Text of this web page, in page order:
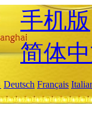
手机版
简体
Deutsch Français